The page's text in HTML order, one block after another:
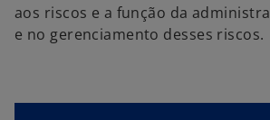
aos riscos e a função da
e no gerenciamento desses riscos.